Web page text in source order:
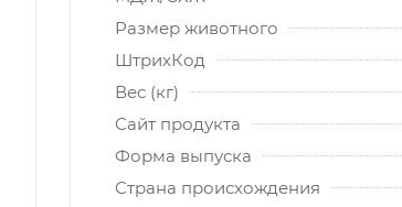
Размер животного
ШтрихКод
Вес (кг)
Сайт продукта
Форма выпуска
Страна происхождения